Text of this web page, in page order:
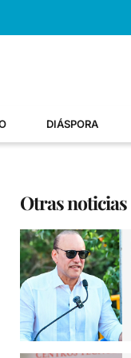
DIÁSPORA
Otras noticias